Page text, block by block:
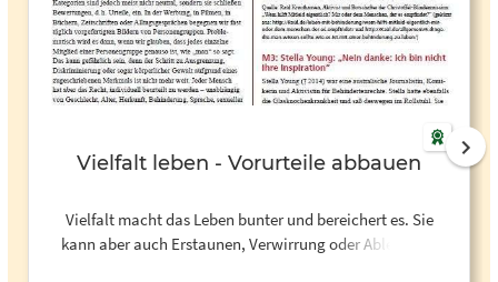
Vielfalt leben - Vorurteile abbauen
Vielfalt macht das Leben bunter und bereichert es. Sie
kann aber auch Erstaunen, Verwirrung oder Ablehnung